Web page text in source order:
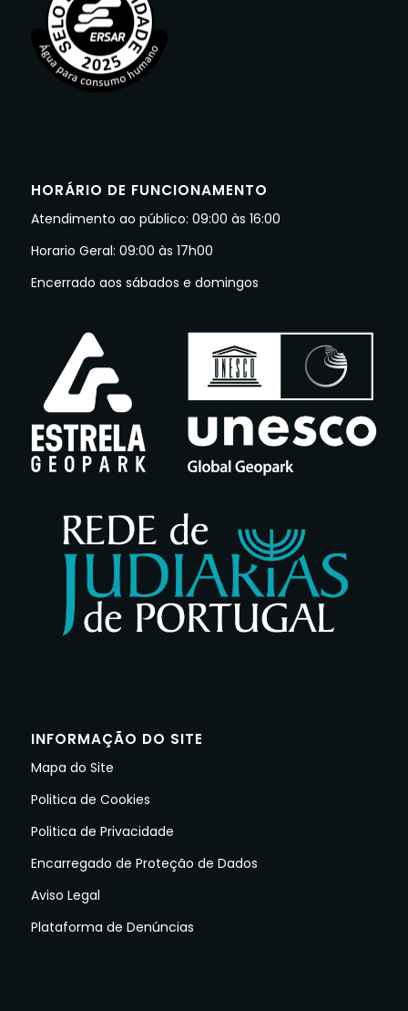
HORÁRIO DE FUNCIONAMENTO
Atendimento ao público: 09:00 às 16:00
Horario Geral: 09:00 às 17h00
Encerrado aos sábados e domingos
INFORMAÇÃO DO SITE
Mapa do Site
Politica de Cookies
Politica de Privacidade
Encarregado de Proteção de Dados
Aviso Legal
Plataforma de Denúncias